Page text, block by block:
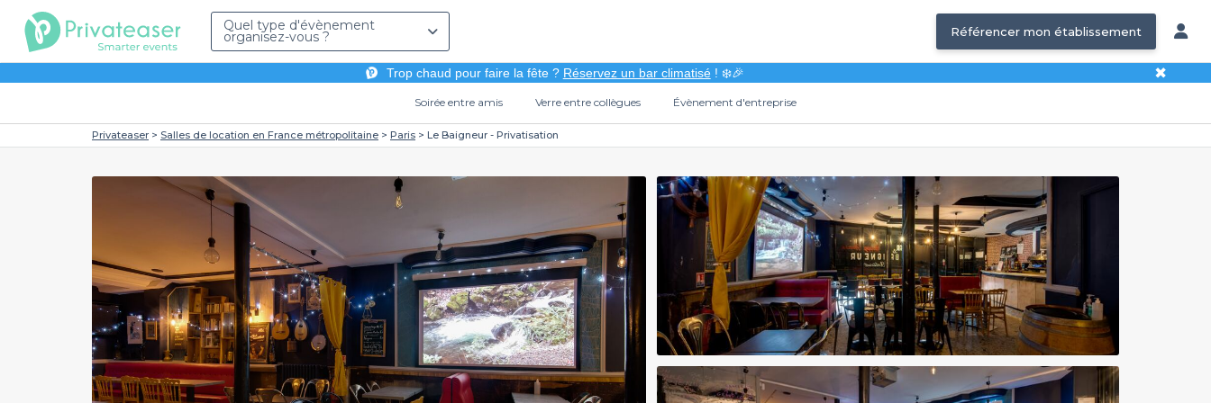
Quel type d'évènement
organisez-vous ? Référencer mon établissement
Trop chaud pour faire la fête ? Réservez un bar climatisé! ❄️🎉 ✖
Soirée entre amis Verre entre collègues Évènement d'entreprise
Privateaser Salles de location en France métropolitaine Paris Le Baigneur - Privatisation